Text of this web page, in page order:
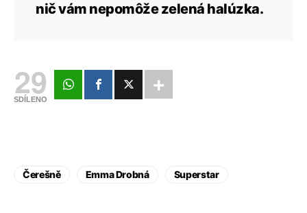
nič vám nepomôže zelená halúzka.
29
SDÍLENO
Čerešně Emma Drobná Superstar